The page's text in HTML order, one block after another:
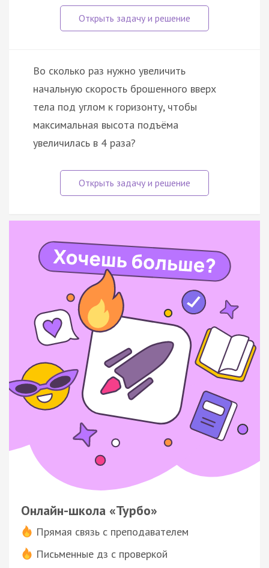
Во сколько раз нужно увеличить
начальную скорость брошенного вверх
тела под углом к горизонту, чтобы
максимальная высота подъёма
увеличилась в 4 раза?
Онлайн-школа «Турбо»
Прямая связь с преподавателем
Письменные дз с проверкой